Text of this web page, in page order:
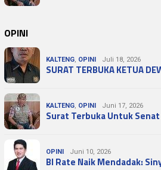
OPINI
KALTENG, OPINI Juli 18, 2026
SURAT TERBUKA KETUA
KALTENG, OPINI Juni 17, 2026
Surat Terbuka Untuk
OPINI Juni 10, 2026
BI Rate Naik Mendadak: